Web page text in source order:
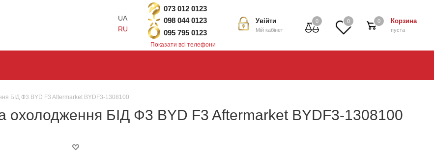
UA
RU
0 0 Корзина
пуста
0
Увійти
Мій кабінет
073 012 0123
098 044 0123
095 795 0123
Показати всі телефони
БІД Ф3 BYD F3 Aftermarket BYDF3-1308100
охолодження БІД Ф3 BYD F3 Aftermarket BYDF3-1308100